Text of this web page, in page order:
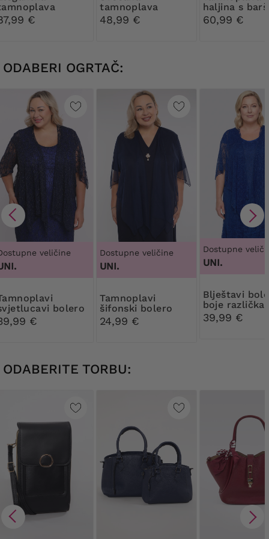
s ukrasom
€
tamnoplava
haljina s brošem
48,99 €
haljina s
i šljokicama
60,99 €
ODABERI OGRTAČ:
veličine
bolero
€
Dostupne veličine
UNI.
Tamnoplavi
šifonski bolero
24,99 €
Dostupne
UNI.
Blještavi bolero
boje različka
39,99 €
ODABERITE TORBU: